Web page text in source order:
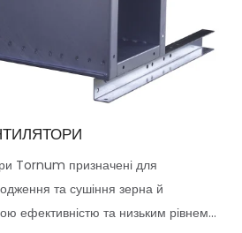
Tornum призначені для
та сушіння зерна й
ефективністю та низьким рівнем...